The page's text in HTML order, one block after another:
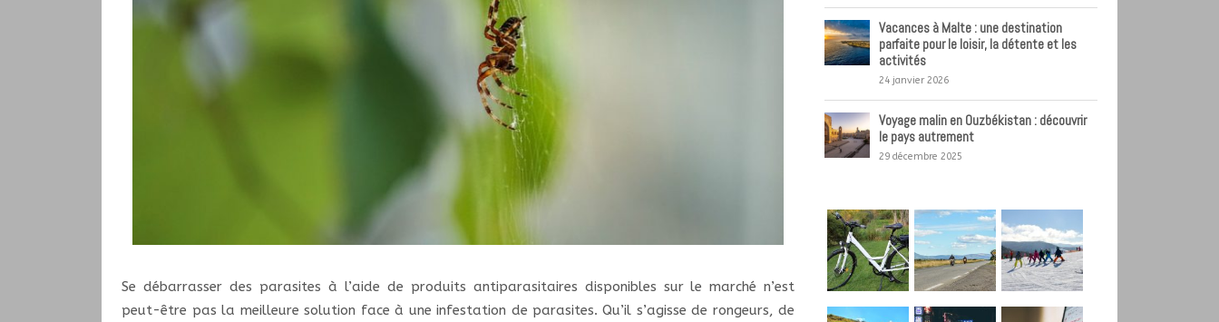
Se débarrasser des parasites à l’aide de produits antiparasitaires disponibles sur le marché n’est
peut-être pas la meilleure solution face à une infestation de parasites. Qu’il s’agisse de rongeurs, de
Vacances à Malte : une destination
parfaite pour le loisir, la détente et les
activités
24 janvier 2026
Voyage malin en Ouzbékistan : découvrir
le pays autrement
29 décembre 2025